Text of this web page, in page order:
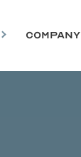
COMPANY